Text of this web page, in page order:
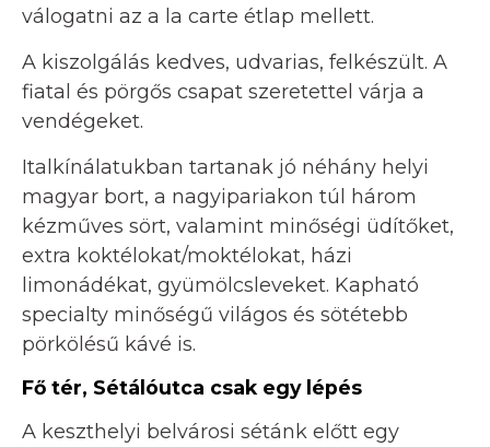
válogatni az a la carte étlap mellett.
A kiszolgálás kedves, udvarias, felkészült. A
fiatal és pörgős csapat szeretettel várja a
vendégeket.
Italkínálatukban tartanak jó néhány helyi
magyar bort, a nagyipariakon túl három
kézműves sört, valamint minőségi üdítőket,
extra koktélokat/moktélokat, házi
limonádékat, gyümölcsleveket. Kapható
specialty minőségű világos és sötétebb
pörkölésű kávé is.
Fő tér, Sétálóutca csak egy lépés
A keszthelyi belvárosi sétánk előtt egy